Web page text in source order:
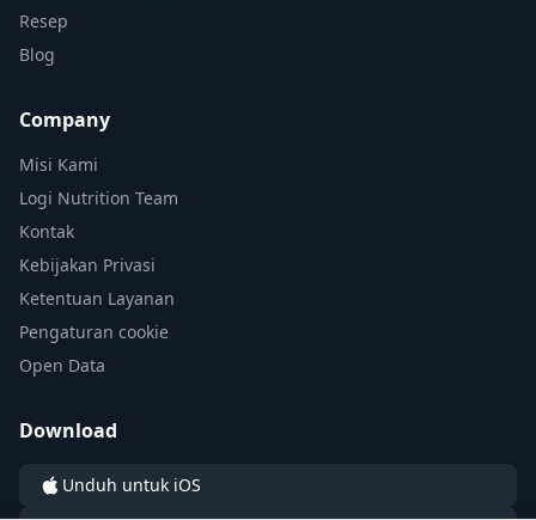
Resep
Blog
Company
Misi Kami
Logi Nutrition Team
Kontak
Kebijakan Privasi
Ketentuan Layanan
Pengaturan cookie
Open Data
Download
Unduh untuk iOS